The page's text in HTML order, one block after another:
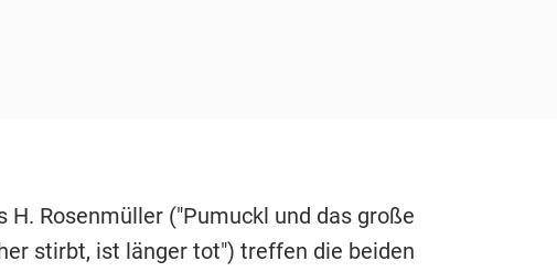
H. Rosenmüller ("Pumuckl und das große
stirbt, ist länger tot") treffen die beiden